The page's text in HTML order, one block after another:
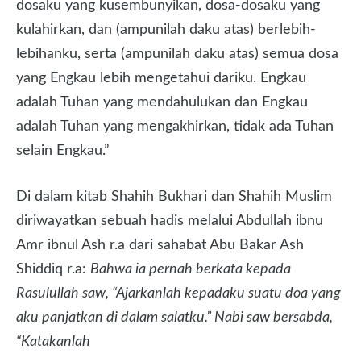
dosaku yang kusembunyikan, dosa-dosaku yang
kulahirkan, dan (ampunilah daku atas) berlebih-
lebihanku, serta (ampunilah daku atas) semua dosa
yang Engkau lebih mengetahui dariku. Engkau
adalah Tuhan yang mendahulukan dan Engkau
adalah Tuhan yang mengakhirkan, tidak ada Tuhan
selain Engkau.”
Di dalam kitab Shahih Bukhari dan Shahih Muslim
diriwayatkan sebuah hadis melalui Abdullah ibnu
Amr ibnul Ash r.a dari sahabat Abu Bakar Ash
Shiddiq r.a: Bahwa ia pernah berkata kepada
Rasulullah saw, “Ajarkanlah kepadaku suatu doa yang
aku panjatkan di dalam salatku.” Nabi saw bersabda,
“Katakanlah